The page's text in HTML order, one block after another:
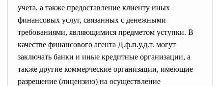
учета, а также предоставление клиенту иных
финансовых услуг, связанных с денежными
требованиями, являющимися предметом уступки. В
качестве финансового агента Д.ф.п.у.д.т. могут
заключать банки и иные кредитные организации, а
также другие коммерческие организации, имеющие
разрешение (лицензию) на осуществление